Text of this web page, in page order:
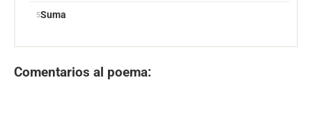
Suma
Comentarios al poema: